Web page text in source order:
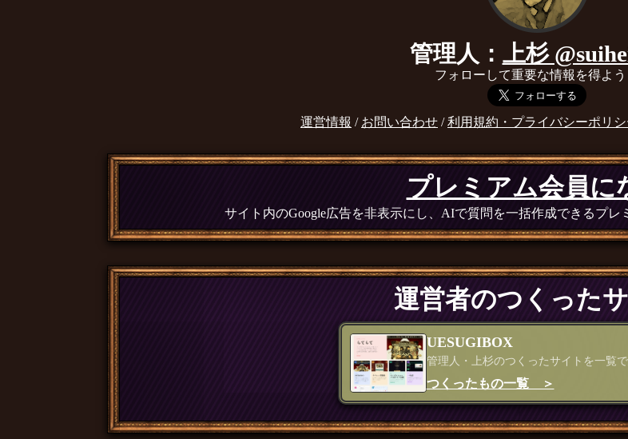
管理人： 上杉
フォローして重要な情報を得よう
運営情報 / お問い合わせ /利用規約・プライバシーポリシ
プレミアム会員に
サイト内のGoogle広告を非表示にし、AIで質問を一括作成できるプレ
運営者のつくった
UESUGIBOX
管理人・上杉のつくったサイトを一覧
つくったもの一覧 ＞